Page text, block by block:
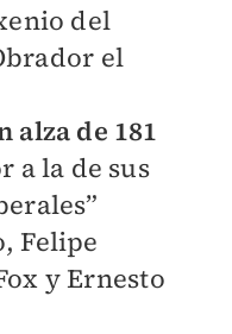
del
el
alza de 181
a la de sus
Felipe
y Ernesto